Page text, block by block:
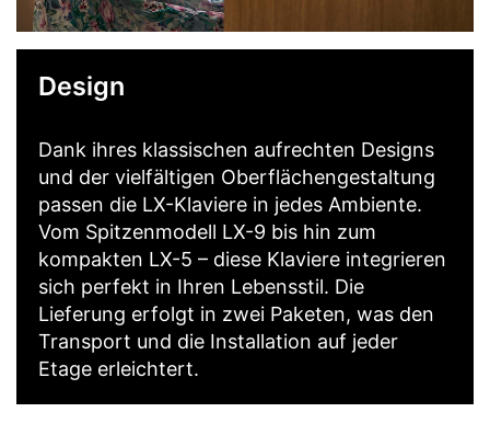
Design
Dank ihres klassischen aufrechten Designs
und der vielfältigen Oberflächengestaltung
passen die LX-Klaviere in jedes Ambiente.
Vom Spitzenmodell LX-9 bis hin zum
kompakten LX-5 – diese Klaviere integrieren
sich perfekt in Ihren Lebensstil. Die
Lieferung erfolgt in zwei Paketen, was den
Transport und die Installation auf jeder
Etage erleichtert.